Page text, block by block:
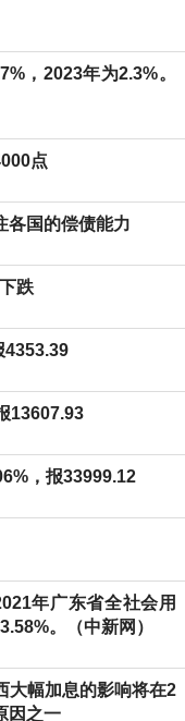
，2023年为2.3%。
点
各国的偿债能力
跌
4353.39
13607.93
，报33999.12
年广东省全社会用
。（中新网）
大幅加息的影响将在2
因之一